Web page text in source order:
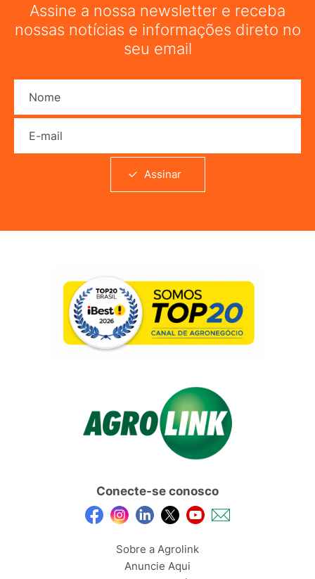
Assine a nossa newsletter e receba
nossas notícias e informações direto no
seu email
Assinar
Conecte-se conosco
Sobre a Agrolink
Anuncie Aqui